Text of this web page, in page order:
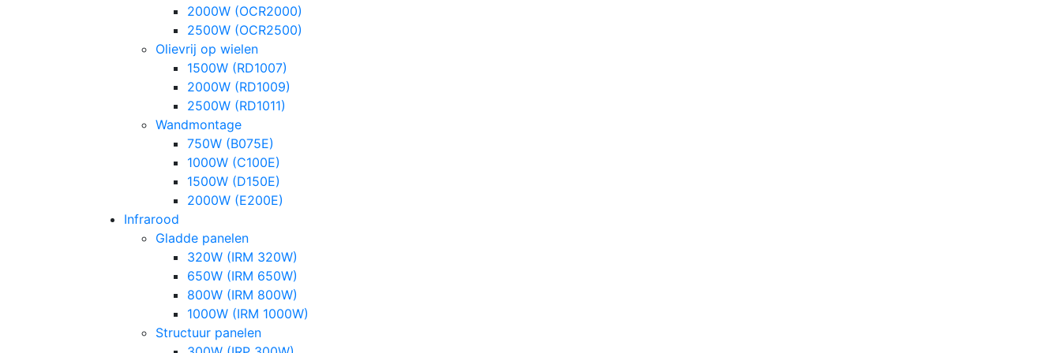
2000W (OCR2000)
2500W (OCR2500)
Olievrij op wielen
1500W (RD1007)
2000W (RD1009)
2500W (RD1011)
Wandmontage
750W (B075E)
1000W (C100E)
1500W (D150E)
2000W (E200E)
Infrarood
Gladde panelen
320W (IRM 320W)
650W (IRM 650W)
800W (IRM 800W)
1000W (IRM 1000W)
Structuur panelen